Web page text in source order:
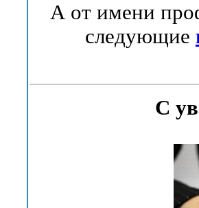
А от имени
следующие
С